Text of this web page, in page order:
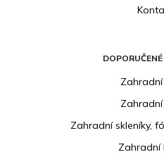
Zahradní skleníky,
Zahradní